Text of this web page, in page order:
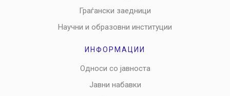
Граѓански заедници
Научни и образовни институции
ИНФОРМАЦИИ
Односи со јавноста
Јавни набавки